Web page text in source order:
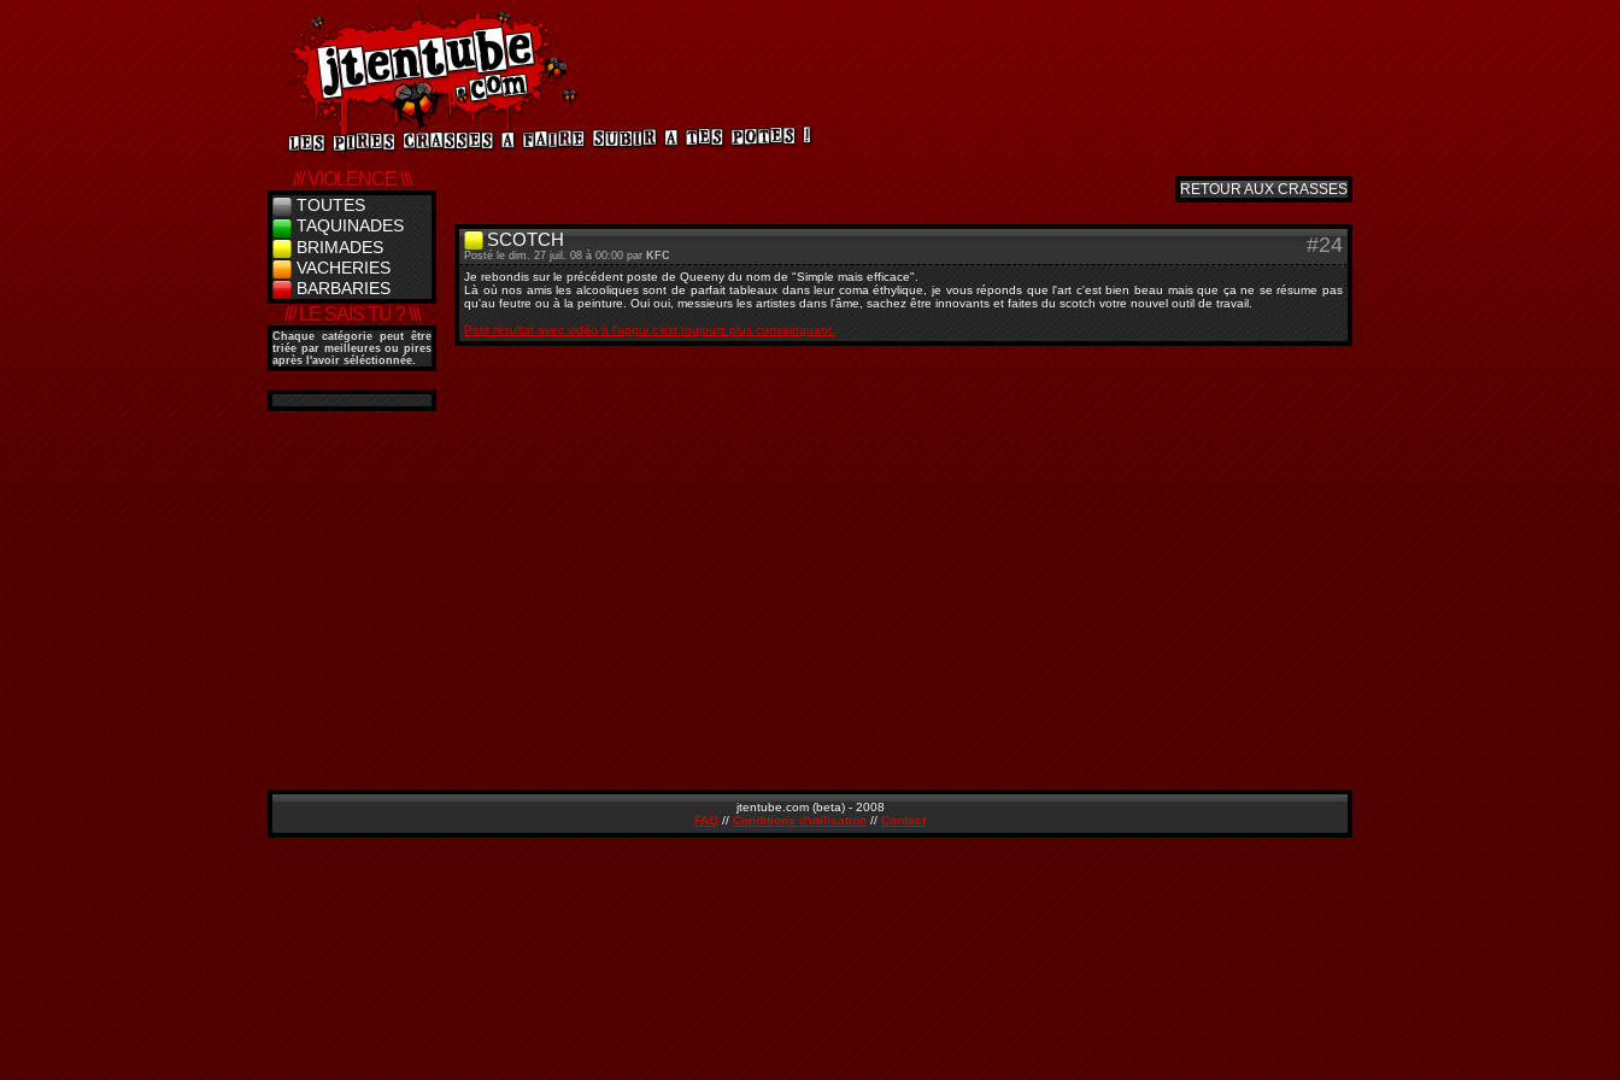
/// VIOLENCE \\\
TOUTES
TAQUINADES
BRIMADES
VACHERIES
BARBARIES
/// LE SAIS TU ? \\\
Chaque catégorie peut être
triée par meilleures ou pires
après l'avoir séléctionnée.
RETOUR AUX CRASSES
SCOTCH
Posté le dim. 27 juil. 08 à 00:00 par KFC #24
Je rebondis sur le précédent poste de Queeny du nom de "Simple mais efficace".
Là où nos amis les alcooliques sont de parfait tableaux dans leur coma éthylique, je vous réponds que l'art c'est bien beau mais que ça ne se résume pas
qu'au feutre ou à la peinture. Oui oui, messieurs les artistes dans l'âme, sachez être innovants et faites du scotch votre nouvel outil de travail.
Petit résultat avec vidéo à l'appui c'est toujours plus convainquant.
jtentube.com (beta) - 2008
FAQ // Conditions d'utilisation // Contact